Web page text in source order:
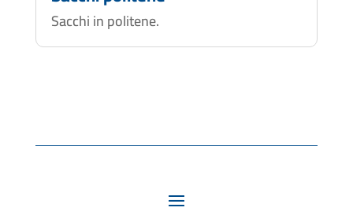
Sacchi in politene.